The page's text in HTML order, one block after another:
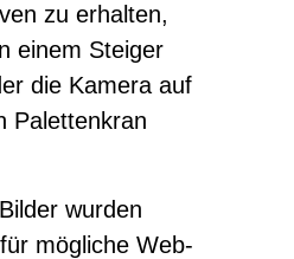
zu erhalten,
einem Steiger
die Kamera auf
Palettenkran
wurden
mögliche Web-